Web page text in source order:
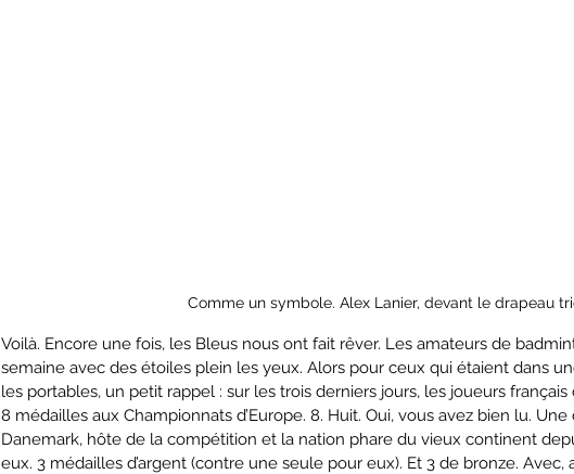
Comme un symbole. Alex Lanier, devant le drapeau
Voilà. Encore une fois, les Bleus nous ont fait rêver. Les amateurs de
semaine avec des étoiles plein les yeux. Alors pour ceux qui étaient dans
les portables, un petit rappel : sur les trois derniers jours, les joueurs
8 médailles aux Championnats d’Europe. 8. Huit. Oui, vous avez bien lu.
Danemark, hôte de la compétition et la nation phare du vieux continent
eux. 3 médailles d’argent (contre une seule pour eux). Et 3 de bronze. Avec,